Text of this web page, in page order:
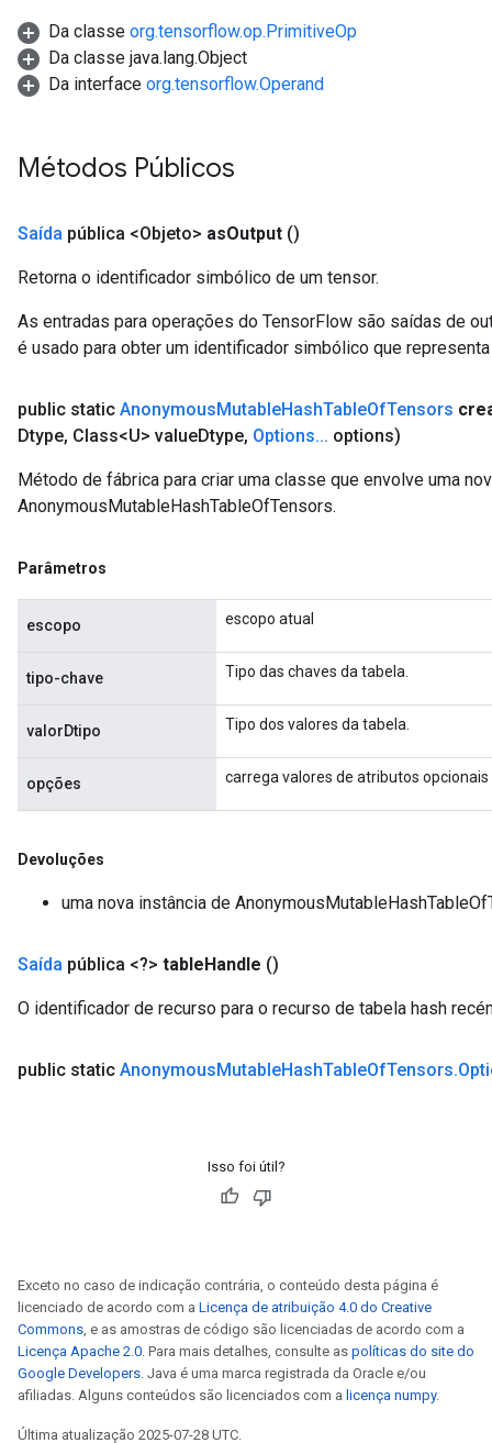
Da classe org.tensorflow.op.PrimitiveOp
Da classe java.lang.Object
Da interface org.tensorflow.Operand
Métodos Públicos
Saída pública <Objeto> asOutput ()
Retorna o identificador simbólico de um tensor.
As entradas para operações do TensorFlow são saídas de
é usado para obter um identificador simbólico que
public static AnonymousMutableHashTableOfTensors
Dtype, Class<U> valueDtype, Options... options)
Método de fábrica para criar uma classe que envolve uma
AnonymousMutableHashTableOfTensors.
Parâmetros
escopo escopo atual
tipo-chave Tipo das chaves da tabela.
valorDtipo Tipo dos valores da tabela.
opções carrega valores de atributos opcionais
Devoluções
uma nova instância de
Saída pública <?> tableHandle ()
O identificador de recurso para o recurso de tabela hash
public static AnonymousMutableHashTableOfTensors.
Isso foi útil?
Exceto no caso de indicação contrária, o conteúdo desta página é
licenciado de acordo com a Licença de atribuição 4.0 do Creative
Commons, e as amostras de código são licenciadas de acordo com a
Licença Apache 2.0. Para mais detalhes, consulte as políticas do site do
Google Developers. Java é uma marca registrada da Oracle e/ou
afiliadas. Alguns conteúdos são licenciados com a licença numpy.
Última atualização 2025-07-28 UTC.